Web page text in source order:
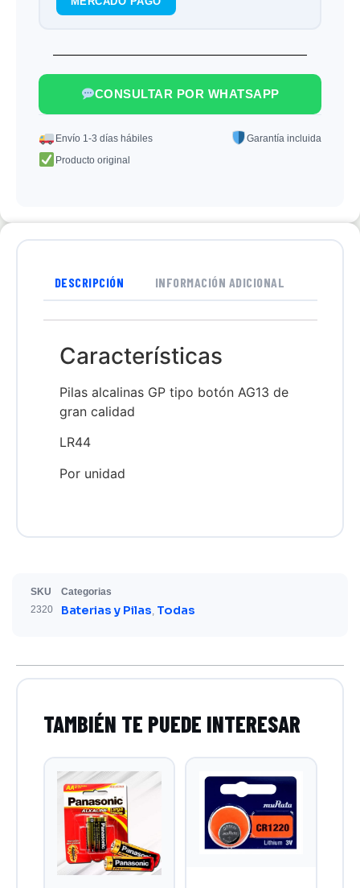
CONSULTAR POR WHATSAPP
Envío 1-3 días hábiles
Garantía incluida
Producto original
DESCRIPCIÓN INFORMACIÓN ADICIONAL
Características
Pilas alcalinas GP tipo botón AG13 de
gran calidad
LR44
Por unidad
SKU
2320
Categorias
Baterias y Pilas Todas